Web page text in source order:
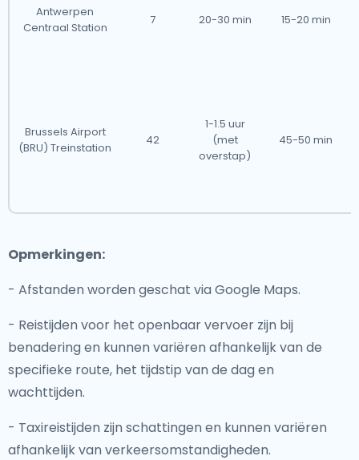
Antwerpen
Centraal Station
7 20-30 min 15-20 min
Brussels Airport
(BRU) Treinstation
42
1-1.5 uur
(met
overstap)
45-50 min
Opmerkingen:
- Afstanden worden geschat via Google Maps.
- Reistijden voor het openbaar vervoer zijn bij
benadering en kunnen variëren afhankelijk van de
specifieke route, het tijdstip van de dag en
wachttijden.
- Taxireistijden zijn schattingen en kunnen variëren
afhankelijk van verkeersomstandigheden.